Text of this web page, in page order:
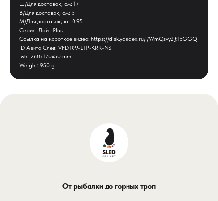
Ш/Для доставок, см: 17
В/Для доставок, см: 5
М/Для доставок, кг: 0.95
Серия: Лайт Plus
Ссылка на короткое видео: https://disk.yandex.ru/i/WmQsvy2_t1bGGQ
ID Авито След: VFDT09-LTP-KRR-NS
lwh: 260x170x50 mm
Weight: 950 g
От рыбалки до горных троп